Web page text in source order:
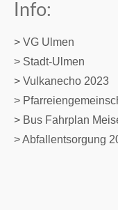
Info:
> VG Ulmen
> Stadt-Ulmen
> Vulkanecho 2023
>
> Bus Fahrplan
> Abfallentsorgung